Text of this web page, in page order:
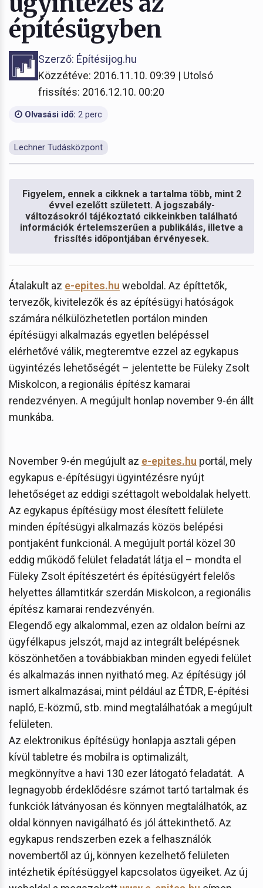
építésügyben
Szerző: Építésijog.hu
Közzétéve: 2016.11.10. 09:39 | Utolsó
frissítés: 2016.12.10. 00:20
Olvasási idő: 2 perc
Lechner Tudásközpont
Figyelem, ennek a cikknek a tartalma több, mint 2
évvel ezelőtt született. A jogszabály-
változásokról tájékoztató cikkeinkben található
információk értelemszerűen a publikálás, illetve a
frissítés időpontjában érvényesek.
Átalakult az e-epites.hu weboldal. Az építtetők,
tervezők, kivitelezők és az építésügyi hatóságok
számára nélkülözhetetlen portálon minden
építésügyi alkalmazás egyetlen belépéssel
elérhetővé válik, megteremtve ezzel az egykapus
ügyintézés lehetőségét – jelentette be Füleky Zsolt
Miskolcon, a regionális építész kamarai
rendezvényen. A megújult honlap november 9-én állt
munkába.
November 9-én megújult az e-epites.hu portál, mely
egykapus e-építésügyi ügyintézésre nyújt
lehetőséget az eddigi széttagolt weboldalak helyett.
Az egykapus építésügy most élesített felülete
minden építésügyi alkalmazás közös belépési
pontjaként funkcionál. A megújult portál közel 30
eddig működő felület feladatát látja el – mondta el
Füleky Zsolt építészetért és építésügyért felelős
helyettes államtitkár szerdán Miskolcon, a regionális
építész kamarai rendezvényén.
Elegendő egy alkalommal, ezen az oldalon beírni az
ügyfélkapus jelszót, majd az integrált belépésnek
köszönhetően a továbbiakban minden egyedi felület
és alkalmazás innen nyitható meg. Az építésügy jól
ismert alkalmazásai, mint például az ÉTDR, E-építési
napló, E-közmű, stb. mind megtalálhatóak a megújult
felületen.
Az elektronikus építésügy honlapja asztali gépen
kívül tabletre és mobilra is optimalizált,
megkönnyítve a havi 130 ezer látogató feladatát. A
legnagyobb érdeklődésre számot tartó tartalmak és
funkciók látványosan és könnyen megtalálhatók, az
oldal könnyen navigálható és jól áttekinthető. Az
egykapus rendszerben ezek a felhasználók
novembertől az új, könnyen kezelhető felületen
intézhetik építésüggyel kapcsolatos ügyeiket. Az új